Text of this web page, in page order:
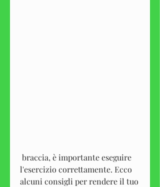
l'esercizio correttamente. Ecco
alcuni consigli per rendere il tuo